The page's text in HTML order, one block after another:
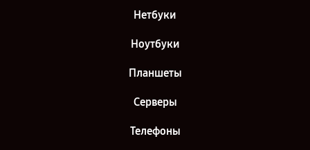
Нетбуки
Ноутбуки
Планшеты
Серверы
Телефоны